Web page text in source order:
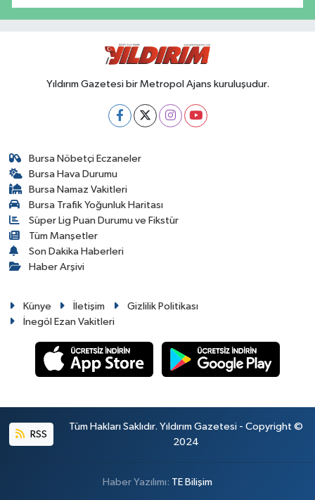
Yıldırım Gazetesi bir Metropol Ajans kuruluşudur.
Bursa Nöbetçi Eczaneler
Bursa Hava Durumu
Bursa Namaz Vakitleri
Bursa Trafik Yoğunluk Haritası
Süper Lig Puan Durumu ve Fikstür
Tüm Manşetler
Son Dakika Haberleri
Haber Arşivi
Künye İletişim
Gizlilik Politikası
İnegöl Ezan Vakitleri
RSS
Tüm Hakları Saklıdır. Yıldırım Gazetesi - Copyright ©
2024
Haber Yazılımı: TE Bilişim